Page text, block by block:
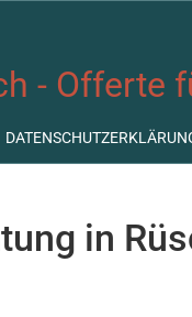
-
in